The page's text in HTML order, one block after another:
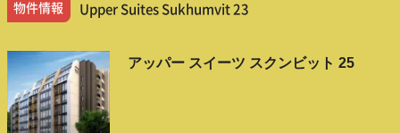
物件情報 Upper Suites Sukhumvit 23
アッパー スイーツ スクンビット 25